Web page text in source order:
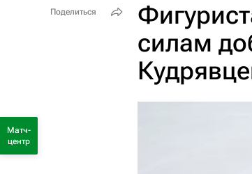
силам
Поделиться
Матч-
центр